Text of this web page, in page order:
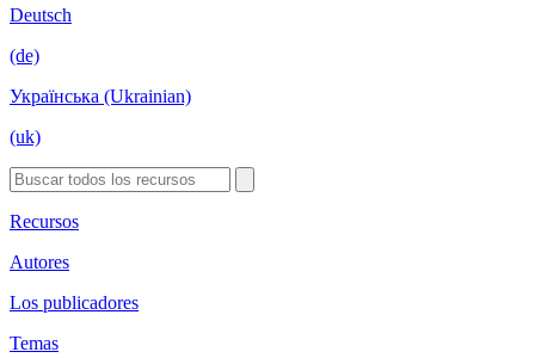
Deutsch
(de)
Українська (Ukrainian)
(uk)
Recursos
Autores
Los publicadores
Temas